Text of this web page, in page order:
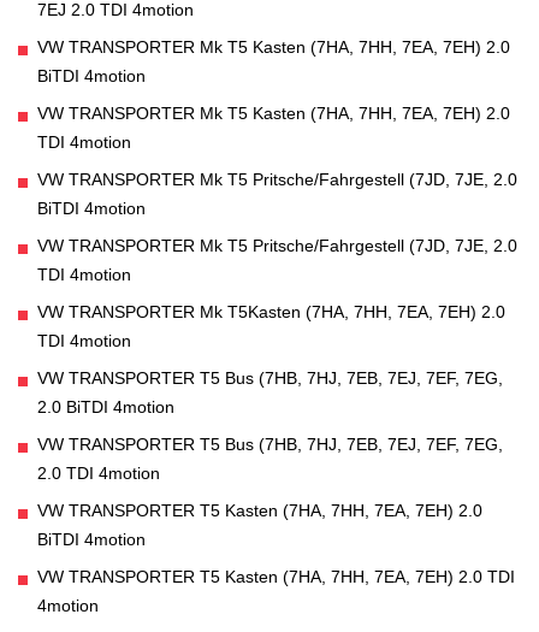
7EJ 2.0 TDI 4motion
VW TRANSPORTER Mk T5 Kasten (7HA, 7HH, 7EA, 7EH) 2.0
BiTDI 4motion
VW TRANSPORTER Mk T5 Kasten (7HA, 7HH, 7EA, 7EH) 2.0
TDI 4motion
VW TRANSPORTER Mk T5 Pritsche/Fahrgestell (7JD, 7JE, 2.0
BiTDI 4motion
VW TRANSPORTER Mk T5 Pritsche/Fahrgestell (7JD, 7JE, 2.0
TDI 4motion
VW TRANSPORTER Mk T5Kasten (7HA, 7HH, 7EA, 7EH) 2.0
TDI 4motion
VW TRANSPORTER T5 Bus (7HB, 7HJ, 7EB, 7EJ, 7EF, 7EG,
2.0 BiTDI 4motion
VW TRANSPORTER T5 Bus (7HB, 7HJ, 7EB, 7EJ, 7EF, 7EG,
2.0 TDI 4motion
VW TRANSPORTER T5 Kasten (7HA, 7HH, 7EA, 7EH) 2.0
BiTDI 4motion
VW TRANSPORTER T5 Kasten (7HA, 7HH, 7EA, 7EH) 2.0 TDI
4motion